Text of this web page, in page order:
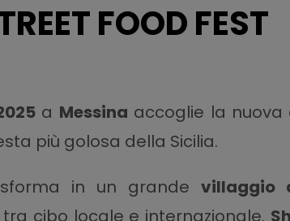
FOOD FEST
a Messina accoglie la nuova
più golosa della Sicilia.
in un grandevillaggio
cibo locale e internazionale.